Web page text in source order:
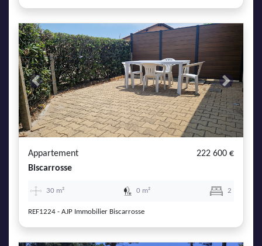
Previous Next
Appartement
222 600 €
Biscarrosse
30 m² 0 m² 2
REF1224 - AJP Immobilier Biscarrosse